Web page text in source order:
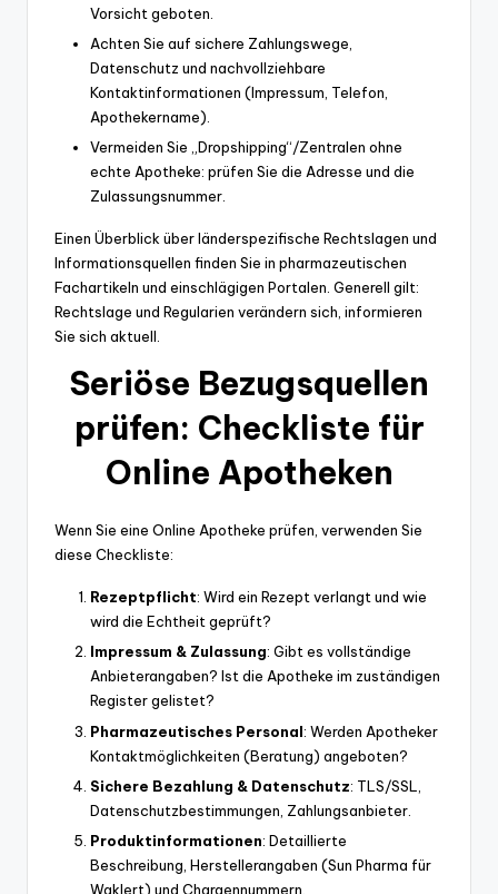
Vorsicht geboten.
Achten Sie auf sichere Zahlungswege,
Datenschutz und nachvollziehbare
Kontaktinformationen (Impressum, Telefon,
Apothekername).
Vermeiden Sie „Dropshipping“/Zentralen ohne
echte Apotheke: prüfen Sie die Adresse und die
Zulassungsnummer.
Einen Überblick über länderspezifische Rechtslagen und
Informationsquellen finden Sie in pharmazeutischen
Fachartikeln und einschlägigen Portalen. Generell gilt:
Rechtslage und Regularien verändern sich, informieren
Sie sich aktuell.
Seriöse Bezugsquellen
prüfen: Checkliste für
Online Apotheken
Wenn Sie eine Online Apotheke prüfen, verwenden Sie
diese Checkliste:
Rezeptpflicht: Wird ein Rezept verlangt und wie
wird die Echtheit geprüft?
Impressum & Zulassung: Gibt es vollständige
Anbieterangaben? Ist die Apotheke im zuständigen
Register gelistet?
Pharmazeutisches Personal: Werden Apotheker
Kontaktmöglichkeiten (Beratung) angeboten?
Sichere Bezahlung & Datenschutz: TLS/SSL,
Datenschutzbestimmungen, Zahlungsanbieter.
Produktinformationen: Detaillierte
Beschreibung, Herstellerangaben (Sun Pharma für
Waklert) und Chargennummern.